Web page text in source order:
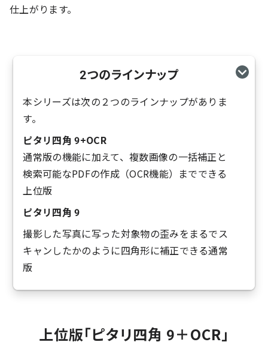
仕上がります。
2つのラインナップ
本シリーズは次の２つのラインナップがありま
す。
ピタリ四角 9+OCR
通常版の機能に加えて、複数画像の一括補正と
検索可能なPDFの作成（OCR機能）までできる
上位版
ピタリ四角 9
撮影した写真に写った対象物の歪みをまるでス
キャンしたかのように四角形に補正できる通常
版
上位版「ピタリ四角 9＋OCR」